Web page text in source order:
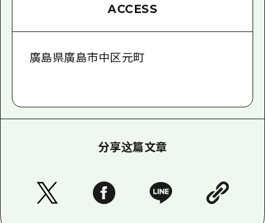
ACCESS
廣島県廣島市中区元町
分享这篇文章